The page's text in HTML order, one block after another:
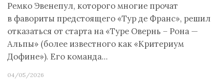
Ремко Эвенепул, которого многие прочат
в фавориты предстоящего «Тур де Франс», решил
отказаться от старта на «Туре Овернь – Рона —
Альпы» (более известного как «Критериум
Дофине»). Его команда…
04/05/2026